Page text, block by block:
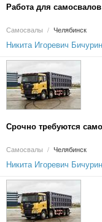
Работа для
Самосвалы / Челябинск
Никита Игоревич Бичурин
Срочно требуются
Самосвалы / Челябинск
Никита Игоревич Бичурин